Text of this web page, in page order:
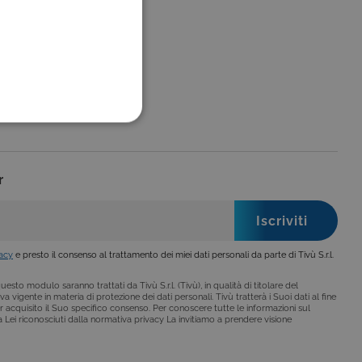
e presto il consenso al trattamento dei miei dati personali da parte di Tivù S.r.l.
modulo saranno trattati da Tivù S.r.l. (Tivù), in qualità di titolare del
vigente in materia di protezione dei dati personali. Tivù tratterà i Suoi dati al fine
il Suo specifico consenso. Per conoscere tutte le informazioni sul
riconosciuti dalla normativa privacy La invitiamo a prendere visione
FUNZIONALITÀ
ai criteri da te
avvisati riguardo alla
di norma, dati